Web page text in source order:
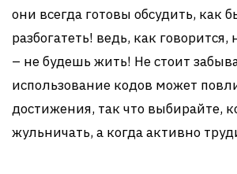
они всегда готовы обсудить, как
разбогатеть! ведь, как говорится,
– не будешь жить! Не стоит
использование кодов может
достижения, так что выбирайте,
жульничать, а когда активно